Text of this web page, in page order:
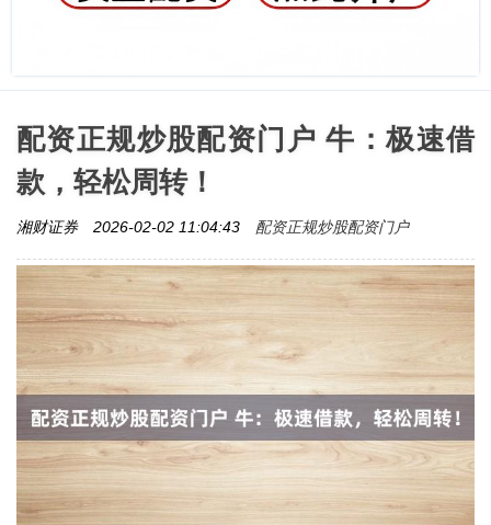
配资正规炒股配资门户 牛：极速借
款，轻松周转！
湘财证券 2026-02-02 11:04:43 配资正规炒股配资门户